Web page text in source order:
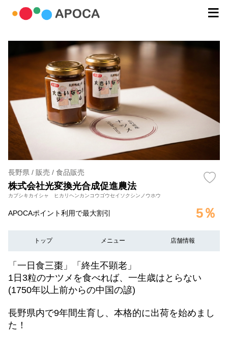
長野県 / 販売 / 食品販売
株式会社光変換光合成促進農法
カブシキカイシャ ヒカリヘンカンコウゴウセイソクシンノウホウ
APOCAポイント利用で最大割引 5％
トップ メニュー 店舗情報
「一日食三棗」「終生不顕老」
1日3粒のナツメを食べれば、一生歳はとらない
(1750年以上前からの中国の諺)
長野県内で9年間生育し、本格的に出荷を始めまし
た！